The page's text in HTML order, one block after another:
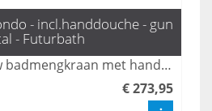
- incl.handdouche - gun
- Futurbath
De Rondo opbouw badmengkraan met handdouche in gun metal biedt luxe en functionaliteit met drie standen voor optimale waterstralen. Deze stijlvolle kraan combineert modern design met gebruiksgemak, waardoor het een perfecte aanvulling is voor elke badkamer. Geniet van een verfijnde uitstraling en een aangename douche-ervaring met deze hoogwaardige badmengkraan.
€ 273,95